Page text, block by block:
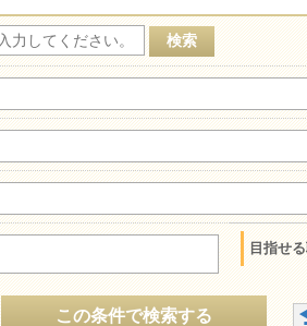
目指せ
この条件で検索する